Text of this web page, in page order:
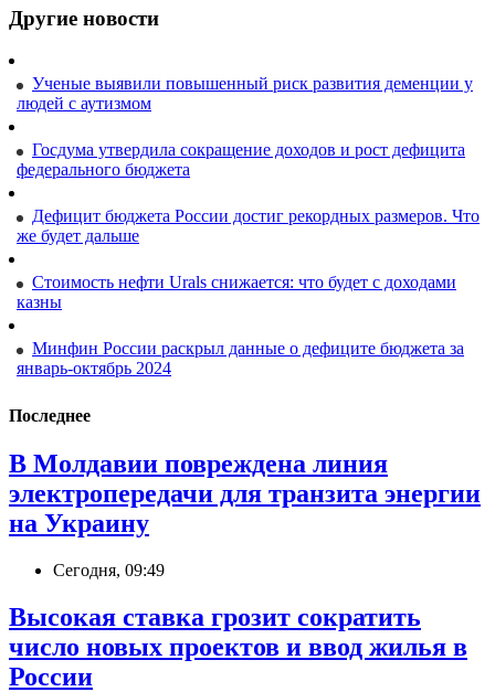
Другие новости
Ученые выявили повышенный риск развития деменции у
людей с аутизмом
Госдума утвердила сокращение доходов и рост дефицита
федерального бюджета
Дефицит бюджета России достиг рекордных размеров. Что
же будет дальше
Стоимость нефти Urals снижается: что будет с доходами
казны
Минфин России раскрыл данные о дефиците бюджета за
январь-октябрь 2024
Последнее
В Молдавии повреждена линия
электропередачи для транзита энергии
на Украину
Сегодня, 09:49
Высокая ставка грозит сократить
число новых проектов и ввод жилья в
России